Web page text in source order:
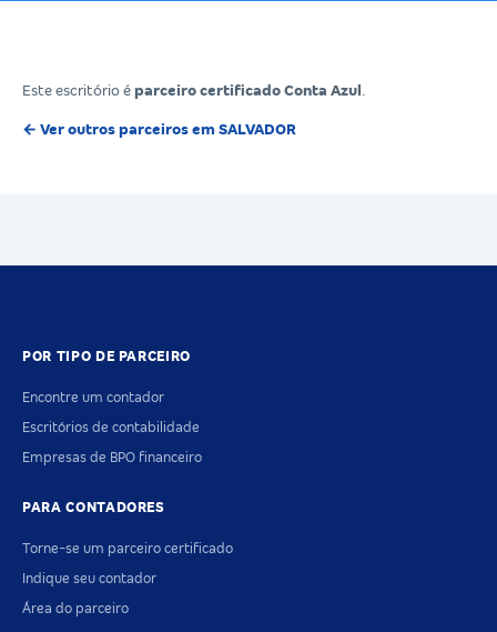
Este escritório é parceiro certificado Conta Azul
← Ver outros parceiros em SALVADOR
POR TIPO DE PARCEIRO
Encontre um contador
Escritórios de contabilidade
Empresas de BPO financeiro
PARA CONTADORES
Torne-se um parceiro certificado
Indique seu contador
Área do parceiro